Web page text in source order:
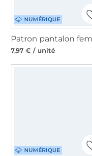
NUMÉRIQUE
7,97 € / unité
NUMÉRIQUE